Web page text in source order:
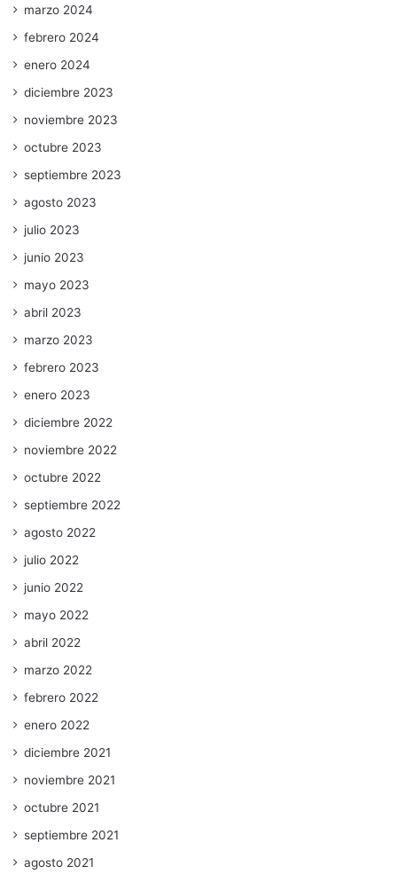
marzo 2024
febrero 2024
enero 2024
diciembre 2023
noviembre 2023
octubre 2023
septiembre 2023
agosto 2023
julio 2023
junio 2023
mayo 2023
abril 2023
marzo 2023
febrero 2023
enero 2023
diciembre 2022
noviembre 2022
octubre 2022
septiembre 2022
agosto 2022
julio 2022
junio 2022
mayo 2022
abril 2022
marzo 2022
febrero 2022
enero 2022
diciembre 2021
noviembre 2021
octubre 2021
septiembre 2021
agosto 2021